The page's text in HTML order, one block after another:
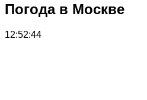
Погода в Москве
12:52:44